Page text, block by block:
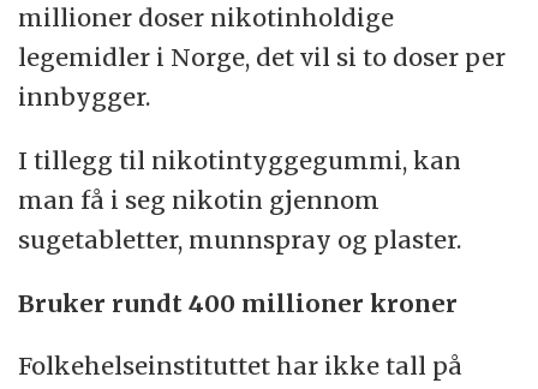
millioner doser nikotinholdige
legemidler i Norge, det vil si to doser per
innbygger.
I tillegg til nikotintyggegummi, kan
man få i seg nikotin gjennom
sugetabletter, munnspray og plaster.
Bruker rundt 400 millioner kroner
Folkehelseinstituttet har ikke tall på